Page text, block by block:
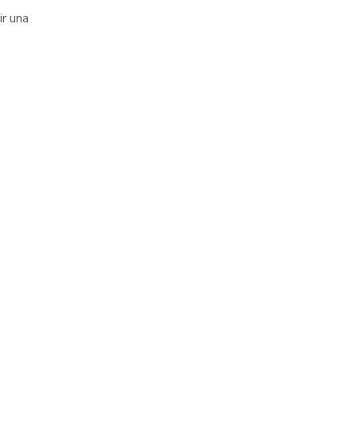
una